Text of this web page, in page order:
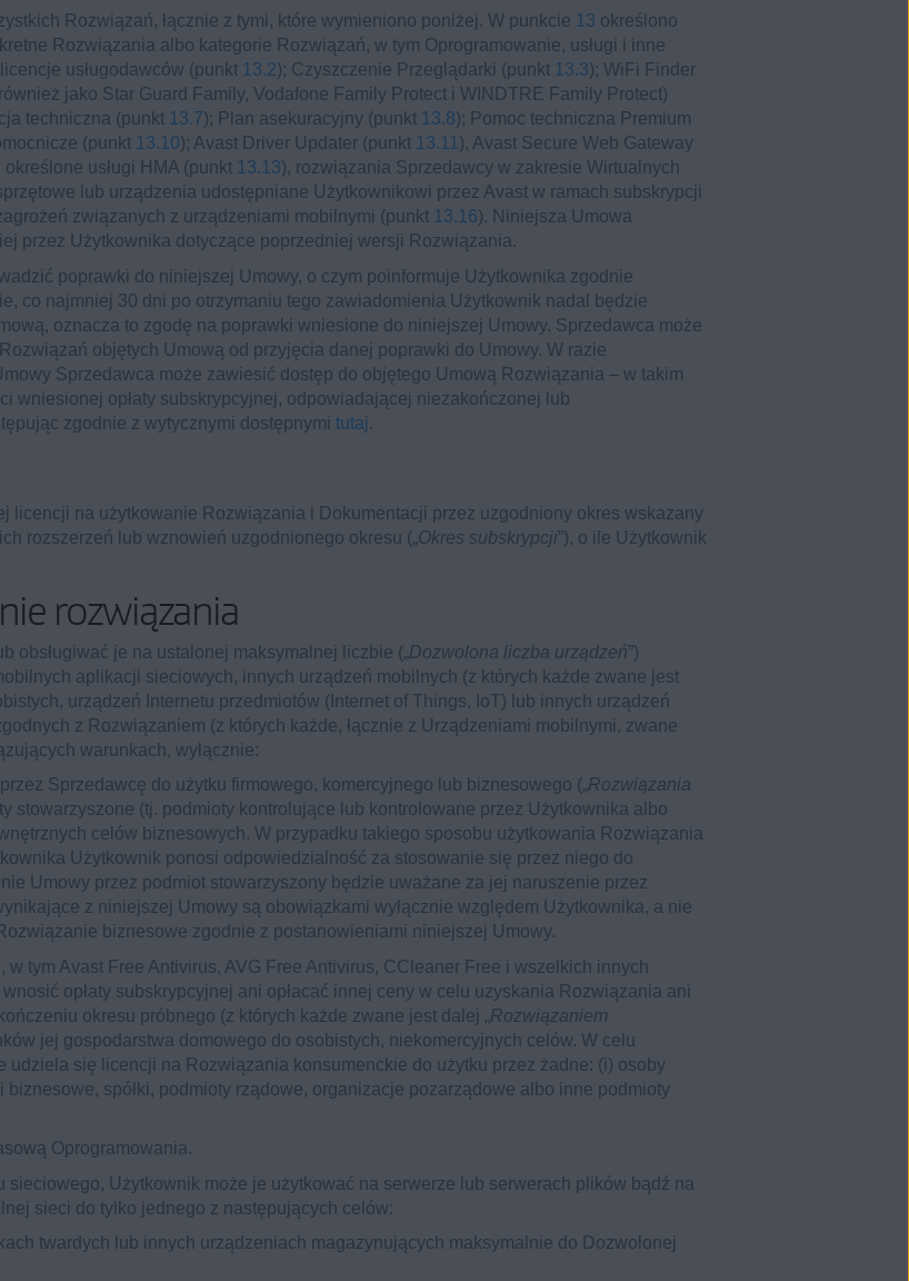
Rozwiązań, łącznie z tymi, które wymieniono poniżej. W punkcie 13 określono
Rozwiązania albo kategorie Rozwiązań, w tym Oprogramowanie, usługi i inne
usługodawców (punkt 13.2); Czyszczenie Przeglądarki (punkt 13.3); WiFi Finder
jako Star Guard Family, Vodafone Family Protect i WINDTRE Family Protect)
techniczna (punkt 13.7); Plan asekuracyjny (punkt 13.8); Pomoc techniczna Premium
(punkt 13.10); Avast Driver Updater (punkt 13.11 ), Avast Secure Web Gateway
określone usługi HMA (punkt 13.13), rozwiązania Sprzedawcy w zakresie Wirtualnych
lub urządzenia udostępniane Użytkownikowi przez Avast w ramach subskrypcji
związanych z urządzeniami mobilnymi (punkt 13.16). Niniejsza Umowa
przez Użytkownika dotyczące poprzedniej wersji Rozwiązania.
poprawki do niniejszej Umowy, o czym poinformuje Użytkownika zgodnie
co najmniej 30 dni po otrzymaniu tego zawiadomienia Użytkownik nadal będzie
oznacza to zgodę na poprawki wniesione do niniejszej Umowy. Sprzedawca może
objętych Umową od przyjęcia danej poprawki do Umowy. W razie
Sprzedawca może zawiesić dostęp do objętego Umową Rozwiązania – w takim
wniesionej opłaty subskrypcyjnej, odpowiadającej niezakończonej lub
zgodnie z wytycznymi dostępnymi tutaj .
licencji na użytkowanie Rozwiązania i Dokumentacji przez uzgodniony okres wskazany
rozszerzeń lub wznowień uzgodnionego okresu („Okres subskrypcji”), o ile Użytkownik
rozwiązania
obsługiwać je na ustalonej maksymalnej liczbie („Dozwolona liczba urządzeń”)
aplikacji sieciowych, innych urządzeń mobilnych (z których każde zwane jest
urządzeń Internetu przedmiotów (Internet of Things, IoT) lub innych urządzeń
z Rozwiązaniem (z których każde, łącznie z Urządzeniami mobilnymi, zwane
warunkach, wyłącznie:
Sprzedawcę do użytku firmowego, komercyjnego lub biznesowego („Rozwiązania
stowarzyszone (tj. podmioty kontrolujące lub kontrolowane przez Użytkownika albo
celów biznesowych. W przypadku takiego sposobu użytkowania Rozwiązania
Użytkownik ponosi odpowiedzialność za stosowanie się przez niego do
Umowy przez podmiot stowarzyszony będzie uważane za jej naruszenie przez
z niniejszej Umowy są obowiązkami wyłącznie względem Użytkownika, a nie
biznesowe zgodnie z postanowieniami niniejszej Umowy.
tym Avast Free Antivirus, AVG Free Antivirus, CCleaner Free i wszelkich innych
opłaty subskrypcyjnej ani opłacać innej ceny w celu uzyskania Rozwiązania ani
okresu próbnego (z których każde zwane jest dalej „Rozwiązaniem
jej gospodarstwa domowego do osobistych, niekomercyjnych celów. W celu
się licencji na Rozwiązania konsumenckie do użytku przez żadne: (i) osoby
spółki, podmioty rządowe, organizacje pozarządowe albo inne podmioty
Oprogramowania.
Użytkownik może je użytkować na serwerze lub serwerach plików bądź na
sieci do tylko jednego z następujących celów:
twardych lub innych urządzeniach magazynujących maksymalnie do Dozwolonej